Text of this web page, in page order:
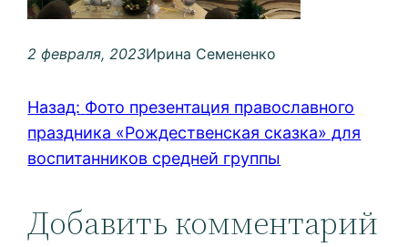
2 февраля, 2023Ирина Семененко
Назад: Фото презентация православного
праздника «Рождественская сказка» для
воспитанников средней группы
Добавить комментарий